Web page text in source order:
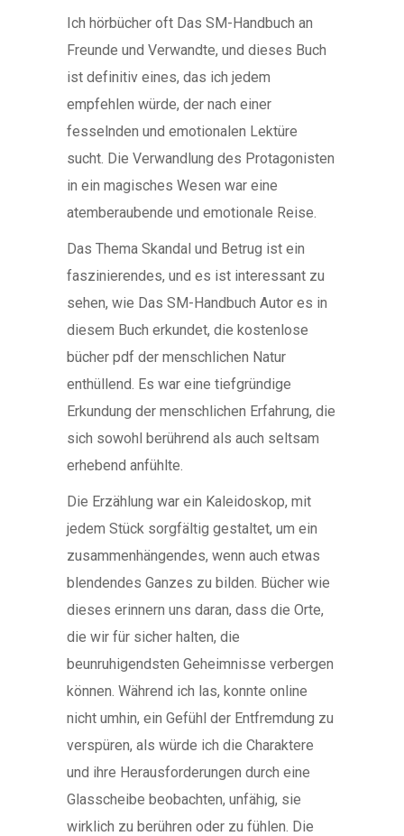
Ich hörbücher oft Das SM-Handbuch an
Freunde und Verwandte, und dieses Buch
ist definitiv eines, das ich jedem
empfehlen würde, der nach einer
fesselnden und emotionalen Lektüre
sucht. Die Verwandlung des Protagonisten
in ein magisches Wesen war eine
atemberaubende und emotionale Reise.
Das Thema Skandal und Betrug ist ein
faszinierendes, und es ist interessant zu
sehen, wie Das SM-Handbuch Autor es in
diesem Buch erkundet, die kostenlose
bücher pdf der menschlichen Natur
enthüllend. Es war eine tiefgründige
Erkundung der menschlichen Erfahrung, die
sich sowohl berührend als auch seltsam
erhebend anfühlte.
Die Erzählung war ein Kaleidoskop, mit
jedem Stück sorgfältig gestaltet, um ein
zusammenhängendes, wenn auch etwas
blendendes Ganzes zu bilden. Bücher wie
dieses erinnern uns daran, dass die Orte,
die wir für sicher halten, die
beunruhigendsten Geheimnisse verbergen
können. Während ich las, konnte online
nicht umhin, ein Gefühl der Entfremdung zu
verspüren, als würde ich die Charaktere
und ihre Herausforderungen durch eine
Glasscheibe beobachten, unfähig, sie
wirklich zu berühren oder zu fühlen. Die